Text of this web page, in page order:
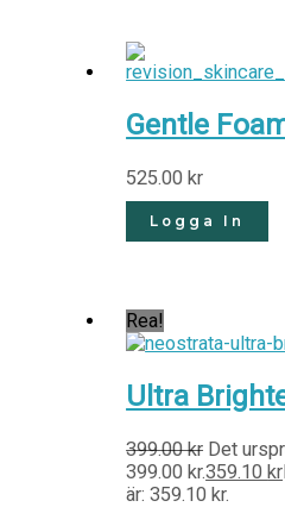
Gentle
525.00kr
Logga In
Rea!
Ultra
399.00kr Det
399.00 kr.359.10kr
är: 359.10 kr.